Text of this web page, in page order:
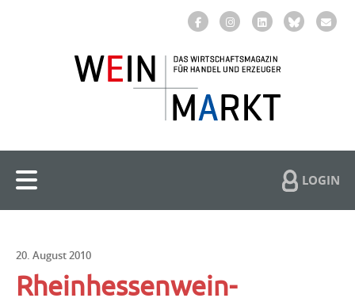
LOGIN
20. August 2010
Rheinhessenwein-